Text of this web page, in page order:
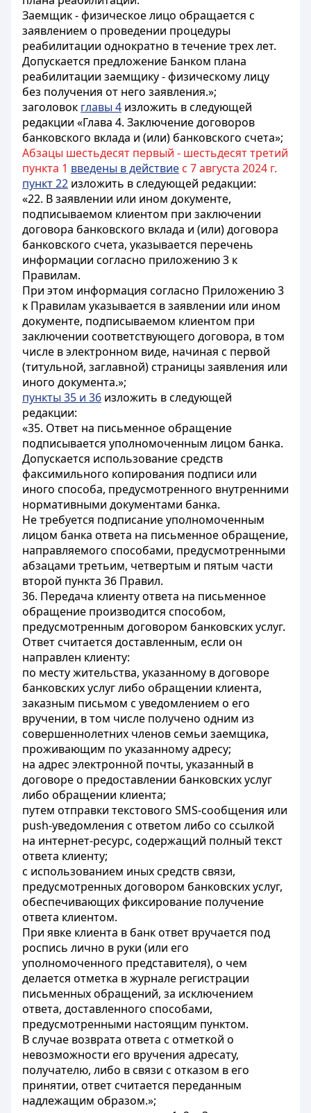
Заемщик - физическое лицо обращается с
заявлением о проведении процедуры
реабилитации однократно в течение трех лет.
Допускается предложение Банком плана
реабилитации заемщику - физическому лицу
без получения от него заявления.»;
заголовок главы 4 изложить в следующей
редакции «Глава 4. Заключение договоров
банковского вклада и (или) банковского счета»;
Абзацы шестьдесят первый - шестьдесят третий
пункта 1 введены в действие с 7 августа 2024 г.
пункт 22 изложить в следующей редакции:
«22. В заявлении или ином документе,
подписываемом клиентом при заключении
договора банковского вклада и (или) договора
банковского счета, указывается перечень
информации согласно приложению 3 к
Правилам.
При этом информация согласно Приложению 3
к Правилам указывается в заявлении или ином
документе, подписываемом клиентом при
заключении соответствующего договора, в том
числе в электронном виде, начиная с первой
(титульной, заглавной) страницы заявления или
иного документа.»;
пункты 35 и 36 изложить в следующей
редакции:
«35. Ответ на письменное обращение
подписывается уполномоченным лицом банка.
Допускается использование средств
факсимильного копирования подписи или
иного способа, предусмотренного внутренними
нормативными документами банка.
Не требуется подписание уполномоченным
лицом банка ответа на письменное обращение,
направляемого способами, предусмотренными
абзацами третьим, четвертым и пятым части
второй пункта 36 Правил.
36. Передача клиенту ответа на письменное
обращение производится способом,
предусмотренным договором банковских услуг.
Ответ считается доставленным, если он
направлен клиенту:
по месту жительства, указанному в договоре
банковских услуг либо обращении клиента,
заказным письмом с уведомлением о его
вручении, в том числе получено одним из
совершеннолетних членов семьи заемщика,
проживающим по указанному адресу;
на адрес электронной почты, указанный в
договоре о предоставлении банковских услуг
либо обращении клиента;
путем отправки текстового SMS-сообщения или
push-уведомления с ответом либо со ссылкой
на интернет-ресурс, содержащий полный текст
ответа клиенту;
с использованием иных средств связи,
предусмотренных договором банковских услуг,
обеспечивающих фиксирование получение
ответа клиентом.
При явке клиента в банк ответ вручается под
роспись лично в руки (или его
уполномоченного представителя), о чем
делается отметка в журнале регистрации
письменных обращений, за исключением
ответа, доставленного способами,
предусмотренными настоящим пунктом.
В случае возврата ответа с отметкой о
невозможности его вручения адресату,
получателю, либо в связи с отказом в его
принятии, ответ считается переданным
надлежащим образом.»;